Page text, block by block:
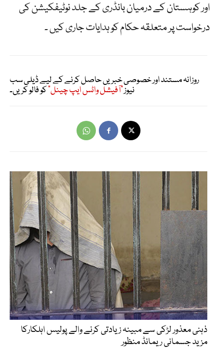
اور کوہستان کے درمیان بانڈری کے جلد نوٹیفکیشن کی
درخواست پر متعلقہ حکام کو ہدایات جاری کیں ۔
روزانہ مستند اور خصوصی خبریں حاصل کرنے کے لیے ڈیلی سب
نیوز"آفیشل واٹس ایپ چینل"کو فالو کریں۔
ذہنی معذور لڑکی سے مبینہ زیادتی کرنے والے پولیس اہلکارکا
مزید جسمانی ریمانڈ منظور